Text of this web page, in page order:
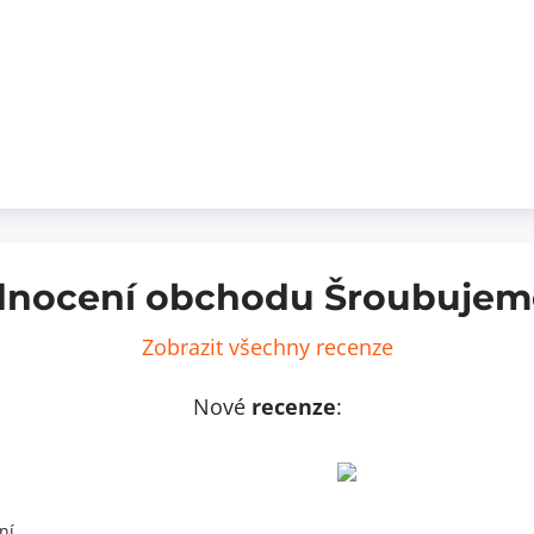
obchodu
Zobrazit všechny recenze
Nové recenze: